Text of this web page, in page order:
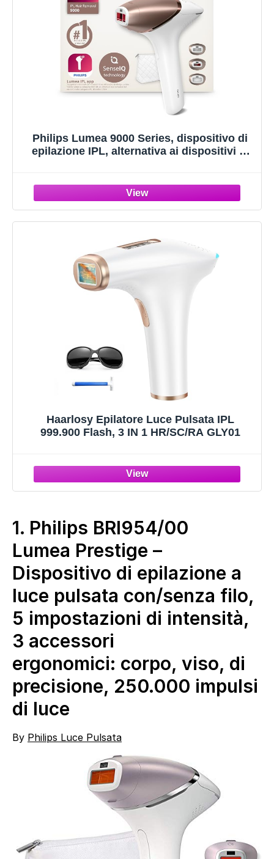
Philips Lumea 9000 Series, dispositivo di
epilazione IPL, alternativa ai dispositivi di
senza filo, BRI955/00
Haarlosy Epilatore Luce Pulsata IPL
999.900 Flash, 3 IN 1 HR/SC/RA GLY01
1. Philips BRI954/00
Lumea Prestige –
Dispositivo di epilazione a
luce pulsata con/senza filo,
5 impostazioni di intensità,
3 accessori
ergonomici: corpo, viso, di
precisione, 250.000 impulsi
di luce
By Philips Luce Pulsata